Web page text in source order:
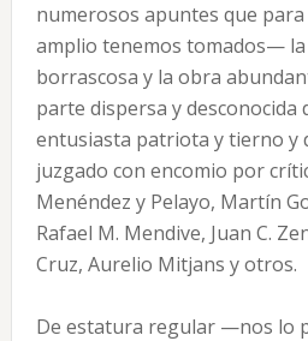
numerosos apuntes que
amplio tenemos tomados— la
borrascosa y la obra
parte dispersa y desconocida
entusiasta patriota y tierno y
juzgado con encomio por
Menéndez y Pelayo, Martín
Rafael M. Mendive, Juan C.
Cruz, Aurelio Mitjans y otros.
De estatura regular —nos lo